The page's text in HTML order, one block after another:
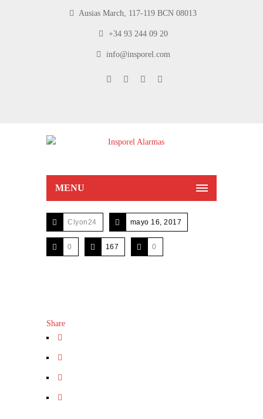
Ausias March, 117-119 BCN 08013
+34 93 244 09 20
info@insporel.com
MENU
Clyon24 mayo 16, 2017
0 167 0
Share